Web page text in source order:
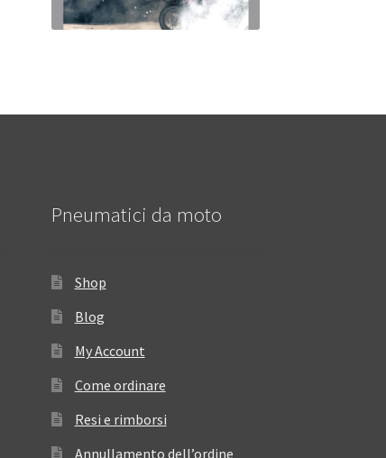
Pneumatici da moto
Shop
Blog
My Account
Come ordinare
Resi e rimborsi
Annullamento dell’ordine